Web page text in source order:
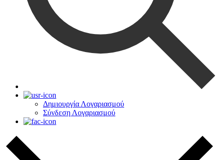
Δημιουργία Λογαριασμού
Σύνδεση Λογαριασμού